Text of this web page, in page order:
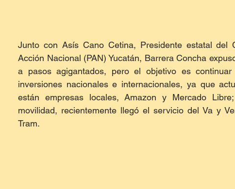
Junto con Asís Cano Cetina, Presidente estatal del
Acción Nacional (PAN) Yucatán, Barrera Concha
a pasos agigantados, pero el objetivo es
inversiones nacionales e internacionales, ya que
están empresas locales, Amazon y Mercado
movilidad, recientemente llegó el servicio del Va y
Tram.